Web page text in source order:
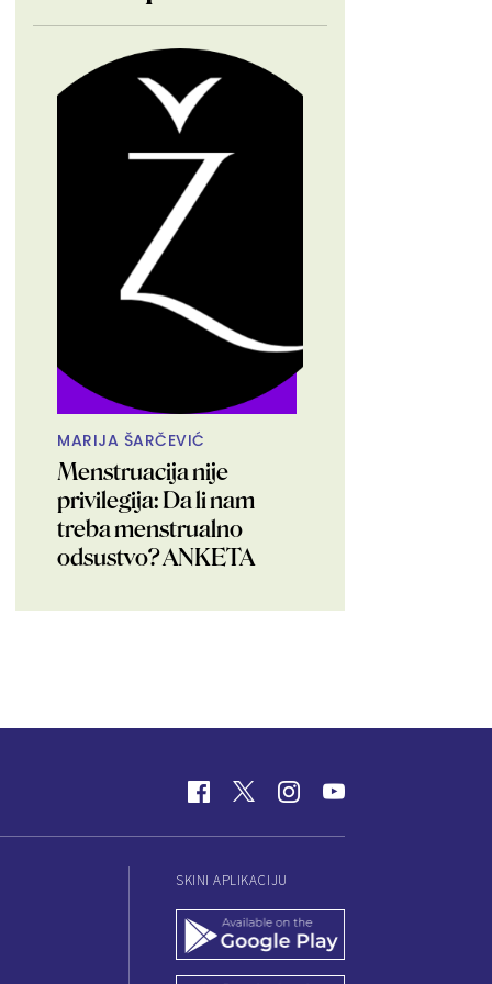
MARIJA ŠARČEVIĆ
Menstruacija nije
privilegija: Da li nam
treba menstrualno
odsustvo? ANKETA
SKINI APLIKACIJU